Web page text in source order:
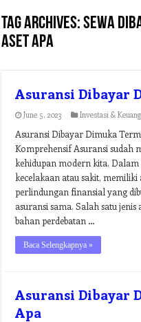
Tag Archives:sewa
aset apa
Asuransi Dibayar
June 5, 2023 Investasi &
Asuransi Dibayar Dimuka
Komprehensif Asuransi sudah
kehidupan modern kita. Dalam
kecelakaan atau sakit,
perlindungan finansial yang
asuransi sama. Salah satu
bahan perdebatan …
Baca Selengkapnya »
Asuransi Dibayar
Apa